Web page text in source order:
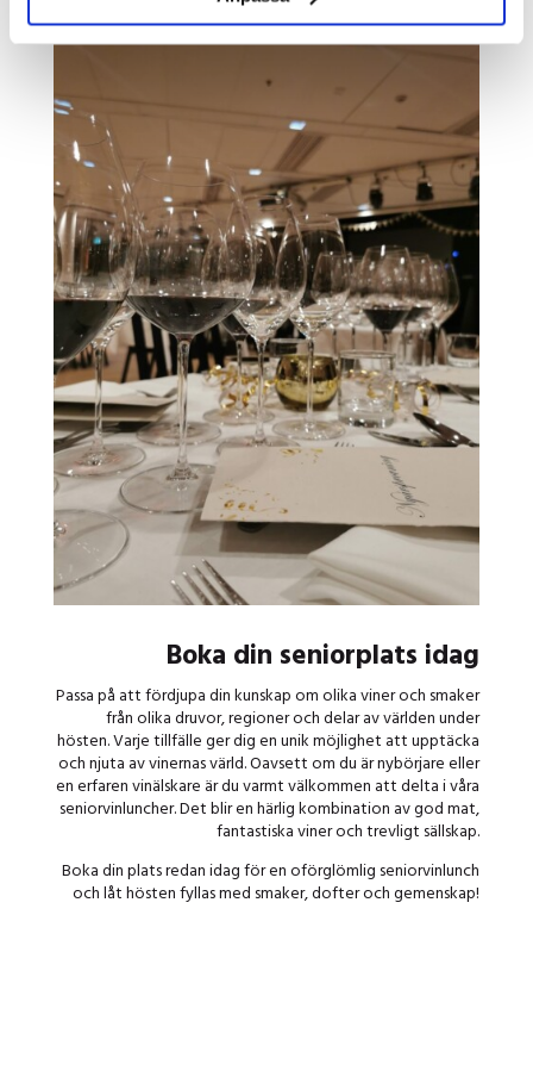
Boka din seniorplats idag
Passa på att fördjupa din kunskap om olika viner och smaker
från olika druvor, regioner och delar av världen under
hösten.Varje tillfälle ger dig en unik möjlighet att upptäcka
och njuta av vinernas värld. Oavsett om du är nybörjare eller
en erfaren vinälskare är du varmt välkommen att delta i våra
seniorvinluncher. Det blir en härlig kombination av god mat,
fantastiska viner och trevligt sällskap.
Boka din plats redan idag för en oförglömlig seniorvinlunch
och låt hösten fyllas med smaker, dofter och gemenskap!